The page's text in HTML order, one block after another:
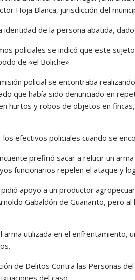
Hoja Blanca, jurisdicción del
identidad de la persona abatida,
policiales se indicó que este
de «el Boliche».
policial se encontraba
que había sido denunciado en
hurtos y robos de objetos en
los efectivos policiales cuando se
prefirió sacar a relucir un
funcionarios repelen el ataque y
pidió apoyo a un productor
Gabaldón de Guanarito, pero
arma utilizada en el enfrentamiento,
de Delitos Contra las Personas
del caso.